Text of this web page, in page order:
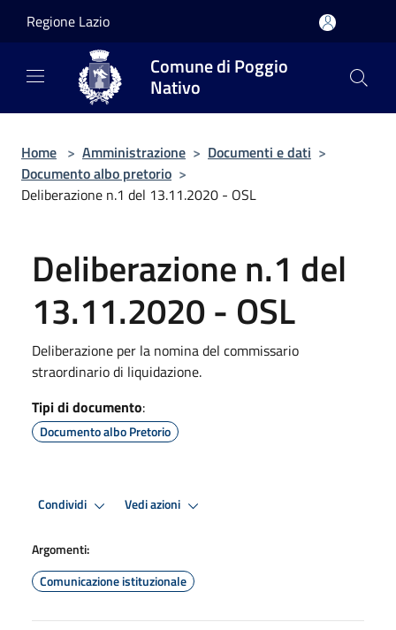
Regione Lazio
Comune di Poggio
Nativo
Home > Amministrazione > Documenti e dati >
Documento albo pretorio >
Deliberazione n.1 del 13.11.2020 - OSL
Deliberazione n.1 del
13.11.2020 - OSL
Deliberazione per la nomina del commissario
straordinario di liquidazione.
Tipi di documento:
Documento albo Pretorio
Condividi Vedi azioni
Argomenti:
Comunicazione istituzionale